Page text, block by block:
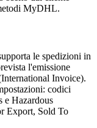
MyDHL.
le spedizioni in
l'emissione
Invoice).
codici
e Hazardous
Export, Sold To